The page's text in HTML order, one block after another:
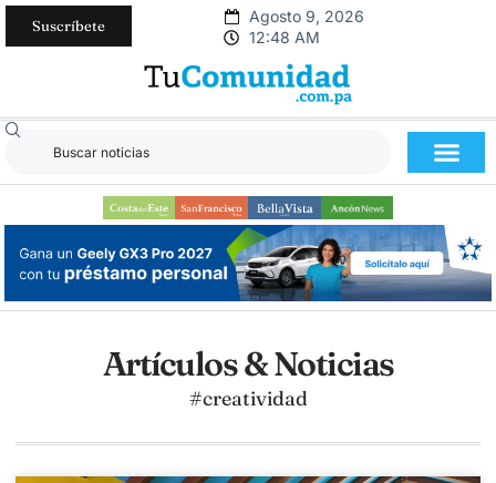
Suscríbete
Agosto 9, 2026
12:48 AM
Artículos & Noticias
#creatividad